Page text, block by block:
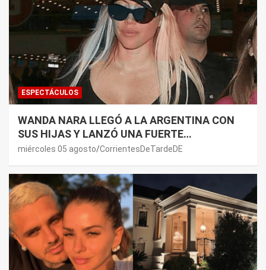
ESPECTÁCULOS
WANDA NARA LLEGÓ A LA ARGENTINA CON
SUS HIJAS Y LANZÓ UNA FUERTE
PREMONICIÓN SOBRE MAURO ICARDI
miércoles 05 agosto CorrientesDeTardeDE